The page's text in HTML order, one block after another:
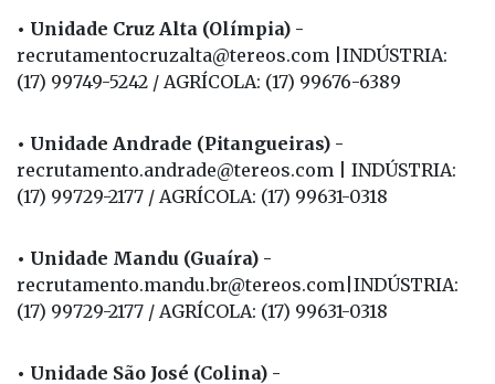
• Unidade Cruz Alta (Olímpia) -
recrutamentocruzalta@tereos.com |INDÚSTRIA:
• Unidade Andrade (Pitangueiras) -
recrutamento.andrade@tereos.com | INDÚSTRIA:
• Unidade Mandu (Guaíra) -
recrutamento.mandu.br@tereos.com|INDÚSTRIA: